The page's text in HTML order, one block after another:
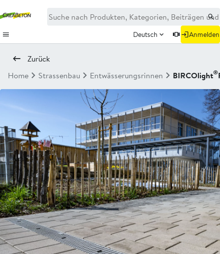
Deutsch Anmelden
Zurück
Home
Strassenbau Entwässerungsrinnen BIRCOlight®